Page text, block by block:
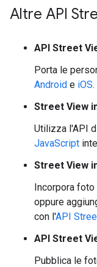
Altre API
API Street
Porta le
Android e iOS.
Street View
Utilizza l'API
JavaScript
Street View
Incorpora
oppure
con l'API
API Street
Pubblica le